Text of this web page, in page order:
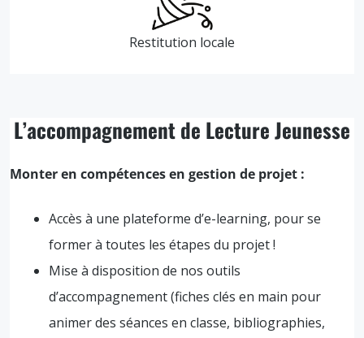
Restitution locale
L’accompagnement de Lecture Jeunesse
Monter en compétences en gestion de projet :
Accès à une plateforme d’e-learning, pour se
former à toutes les étapes du projet !
Mise à disposition de nos outils
d’accompagnement (fiches clés en main pour
animer des séances en classe, bibliographies,